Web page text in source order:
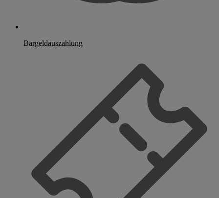
Bargeldauszahlung